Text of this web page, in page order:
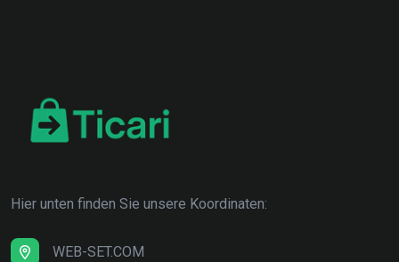
Hier unten finden Sie unsere Koordinaten:
WEB-SET.COM